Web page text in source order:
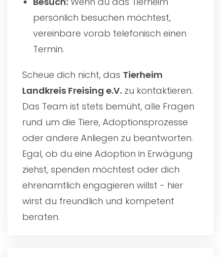
persönlich besuchen möchtest,
vereinbare vorab telefonisch einen
Termin.
Scheue dich nicht, das Tierheim
Landkreis Freising e.V. zu kontaktieren.
Das Team ist stets bemüht, alle Fragen
rund um die Tiere, Adoptionsprozesse
oder andere Anliegen zu beantworten.
Egal, ob du eine Adoption in Erwägung
ziehst, spenden möchtest oder dich
ehrenamtlich engagieren willst - hier
wirst du freundlich und kompetent
beraten.